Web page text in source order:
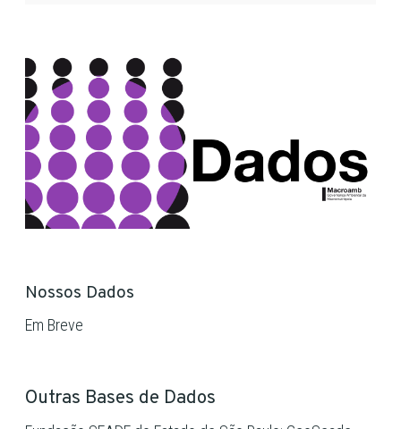
Nossos Dados
Em Breve
Outras Bases de Dados